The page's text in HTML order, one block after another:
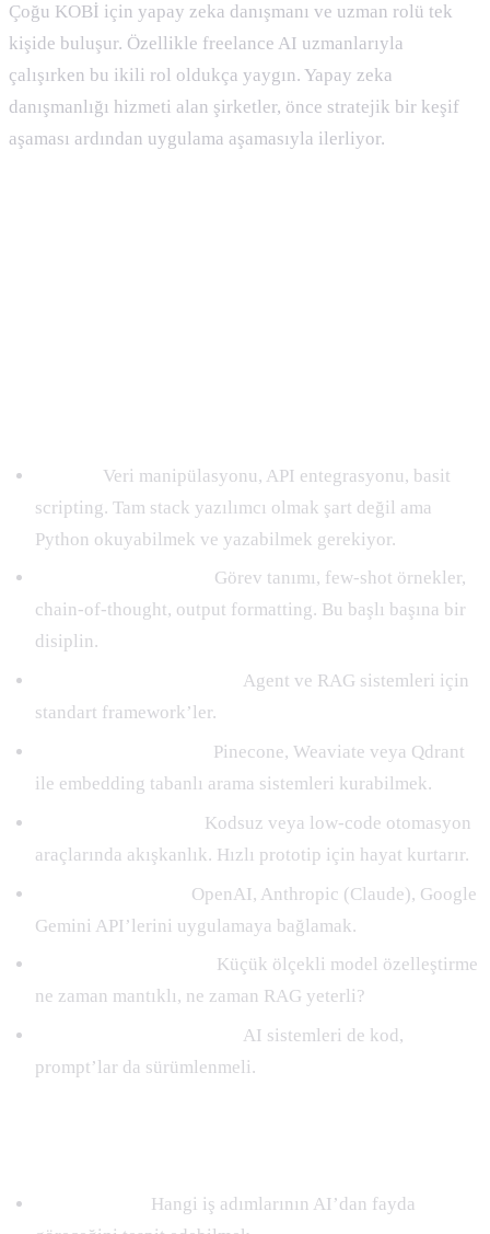
Çoğu KOBİ için yapay zeka danışmanı ve uzman rolü tek
kişide buluşur. Özellikle freelance AI uzmanlarıyla
çalışırken bu ikili rol oldukça yaygın. Yapay zeka
danışmanlığı hizmeti alan şirketler, önce stratejik bir keşif
aşaması ardından uygulama aşamasıyla ilerliyor.
Veri manipülasyonu, API entegrasyonu, basit
scripting. Tam stack yazılımcı olmak şart değil ama
Python okuyabilmek ve yazabilmek gerekiyor.
Görev tanımı, few-shot örnekler,
chain-of-thought, output formatting. Bu başlı başına bir
disiplin.
Agent ve RAG sistemleri için
standart framework’ler.
Pinecone, Weaviate veya Qdrant
ile embedding tabanlı arama sistemleri kurabilmek.
Kodsuz veya low-code otomasyon
araçlarında akışkanlık. Hızlı prototip için hayat kurtarır.
OpenAI, Anthropic (Claude), Google
Gemini API’lerini uygulamaya bağlamak.
Küçük ölçekli model özelleştirme
ne zaman mantıklı, ne zaman RAG yeterli?
AI sistemleri de kod,
prompt’lar da sürümlenmeli.
Hangi iş adımlarının AI’dan fayda